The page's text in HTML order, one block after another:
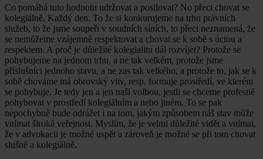
Co pomáhá tuto hodnotu udržovat a posilovat? No přeci chovat se
kolegiálně. Každý den. To že si konkurujeme na trhu právních
služeb, to že jsme soupeři v soudních síních, to přeci neznamená, že
se nemůžeme vzájemně respektovat a chovat se k sobě s úctou a
respektem. A proč je důležité kolegialitu dál rozvíjet? Protože se
pohybujeme na jednom trhu, a ne tak velkém, protože jsme
příslušníci jednoho stavu, a ne zas tak velkého, a protože to, jak se k
sobě chováme má obrovský vliv, resp. formuje prostředí, ve kterém
se pohybuje. Je tedy jen a jen naší volbou, jestli se chceme profesně
pohybovat v prostředí kolegiálním a nebo jiném. To se pak
nepochybně bude odrážet i na tom, jakým způsobem náš stav může
vnímat široká veřejnost. Myslím, že je velmi důležité vidět a vnímat,
že v advokacii je možné uspět a zároveň je možné se při tom chovat
slušně a kolegiálně.